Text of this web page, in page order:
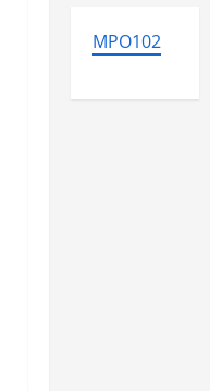
MPO102